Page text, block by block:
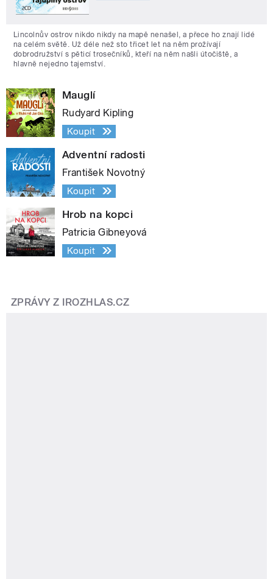
Lincolnův ostrov nikdo nikdy na mapě nenašel, a přece ho znají lidé
na celém světě. Už déle než sto třicet let na něm prožívají
dobrodružství s pěticí trosečníků, kteří na něm našli útočiště, a
hlavně nejedno tajemství.
Mauglí
Rudyard Kipling
Koupit
Adventní radosti
František Novotný
Koupit
Hrob na kopci
Patricia Gibneyová
Koupit
ZPRÁVY Z IROZHLAS.CZ